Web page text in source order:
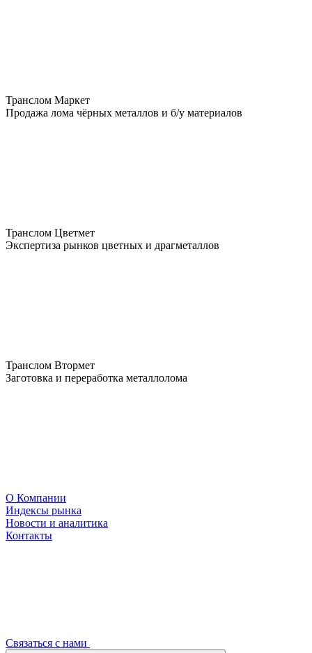
Транслом Маркет
Продажа лома чёрных металлов и б/у материалов
Транслом Цветмет
Экспертиза рынков цветных и драгметаллов
Транслом Втормет
Заготовка и переработка металлолома
О Компании
Индексы рынка
Новости и аналитика
Контакты
Связаться с нами